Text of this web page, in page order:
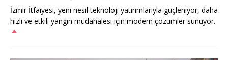
İzmir İtfaiyesi, yeni nesil teknoloji yatırımlarıyla güçleniyor, daha
hızlı ve etkili yangın müdahalesi için modern çözümler sunuyor.